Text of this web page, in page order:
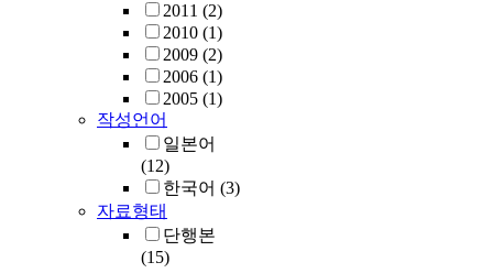
2011 (2)
2010 (1)
2009 (2)
2006 (1)
2005 (1)
작성언어
일본어
(12)
한국어 (3)
자료형태
단행본
(15)